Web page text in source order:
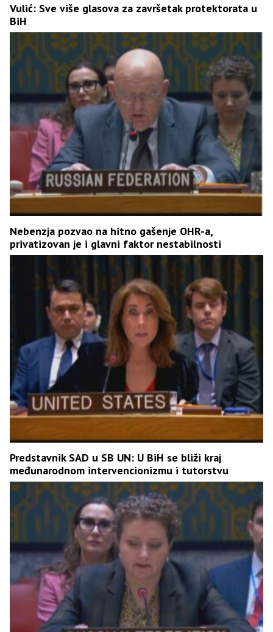
Vulić: Sve više glasova za završetak protektorata u
BiH
Nebenzja pozvao na hitno gašenje OHR-a,
privatizovan je i glavni faktor nestabilnosti
Predstavnik SAD u SB UN: U BiH se bliži kraj
međunarodnom intervencionizmu i tutorstvu